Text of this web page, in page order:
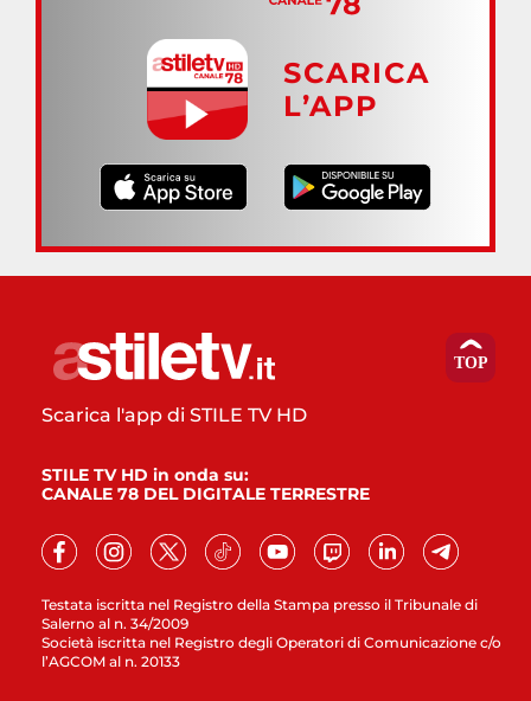
SCARICA
L’APP
Testata iscritta nel Registro della Stampa presso il Tribunale di
Salerno al n. 34/2009
Società iscritta nel Registro degli Operatori di Comunicazione c/o
l’AGCOM al n. 20133
Scarica l'app di STILE TV HD
STILE TV HD in onda su:
CANALE 78 DEL DIGITALE TERRESTRE